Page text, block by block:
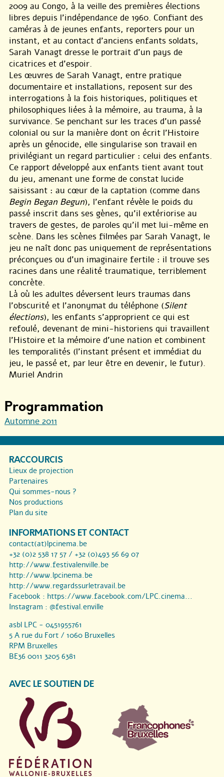
2009 au Congo, à la veille des premières élections
libres depuis l’indépendance de 1960. Confiant des
caméras à de jeunes enfants, reporters pour un
instant, et au contact d’anciens enfants soldats,
Sarah Vanagt dresse le portrait d’un pays de
cicatrices et d’espoir.
Les œuvres de Sarah Vanagt, entre pratique
documentaire et installations, reposent sur des
interrogations à la fois historiques, politiques et
philosophiques liées à la mémoire, au trauma, à la
survivance. Se penchant sur les traces d’un passé
colonial ou sur la manière dont on écrit l’Histoire
après un génocide, elle singularise son travail en
privilégiant un regard particulier : celui des enfants.
Ce rapport développé aux enfants tient avant tout
du jeu, amenant une forme de constat lucide
saisissant : au cœur de la captation (comme dans
Begin Began Begun), l’enfant révèle le poids du
passé inscrit dans ses gènes, qu’il extériorise au
travers de gestes, de paroles qu’il met lui-même en
scène. Dans les scènes filmées par Sarah Vanagt, le
jeu ne naît donc pas uniquement de représentations
préconçues ou d’un imaginaire fertile : il trouve ses
racines dans une réalité traumatique, terriblement
concrète.
Là où les adultes déversent leurs traumas dans
l’obscurité et l’anonymat du téléphone (Silent
élections), les enfants s’approprient ce qui est
refoulé, devenant de mini-historiens qui travaillent
l’Histoire et la mémoire d’une nation et combinent
les temporalités (l’instant présent et immédiat du
jeu, le passé et, par leur être en devenir, le futur).
Muriel Andrin
Programmation
Automne 2011
RACCOURCIS
Lieux de projection
Partenaires
Qui sommes-nous ?
Nos productions
Plan du site
INFORMATIONS ET CONTACT
contact(at)lpcinema.be
+32 (0)2 538 17 57 / +32 (0)493 56 69 07
http://www.festivalenville.be
http://www.lpcinema.be
http://www.regardssurletravail.be
Facebook : https://www.facebook.com/LPC.cinema...
Instagram : @festival.enville
asbl LPC - 0451955761
5 A rue du Fort / 1060 Bruxelles
RPM Bruxelles
BE36 0011 3205 6381
AVEC LE SOUTIEN DE